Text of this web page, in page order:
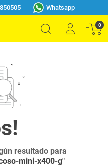
Whatsapp
0
resultado para
mini-x400-g"